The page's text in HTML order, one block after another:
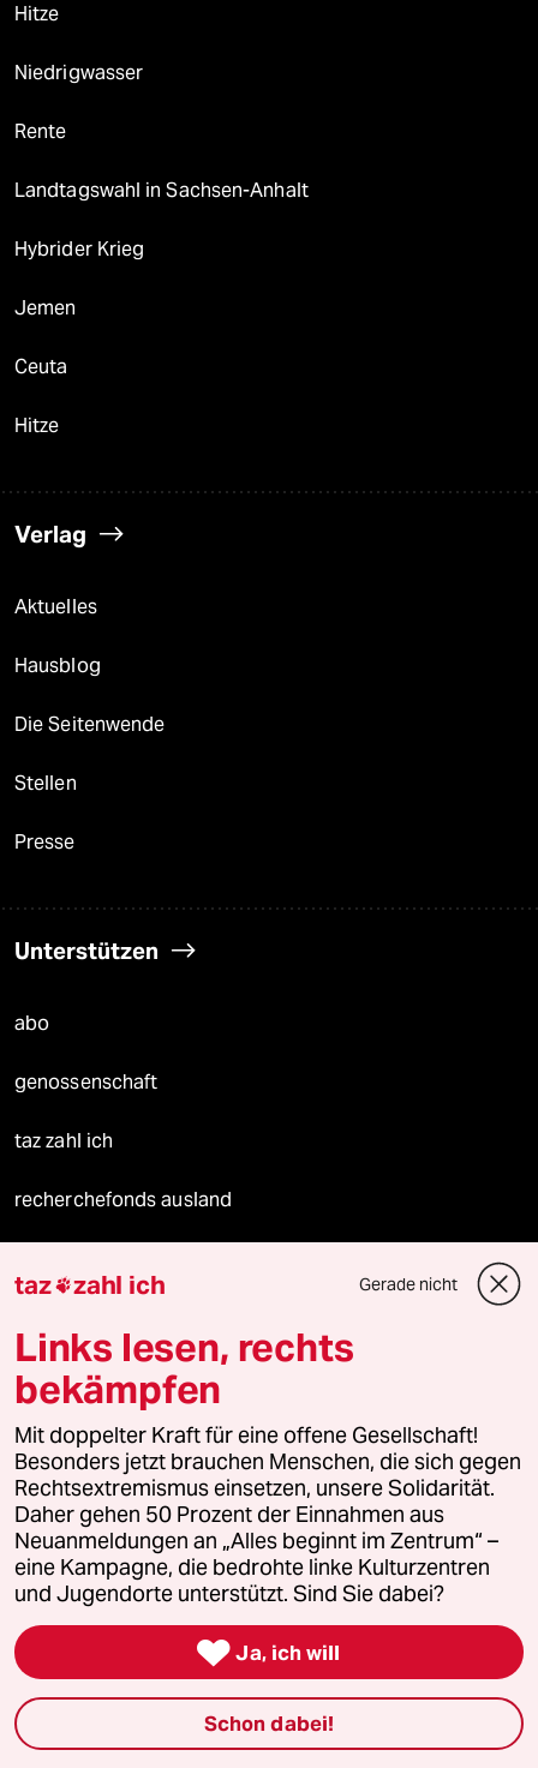
Hitze
Niedrigwasser
Rente
Landtagswahl in Sachsen-Anhalt
Hybrider Krieg
Jemen
Ceuta
Hitze
Verlag
Aktuelles
Hausblog
Die Seitenwende
Stellen
Presse
Unterstützen
abo
genossenschaft
taz zahl ich
recherchefonds ausland
Podcast
bundestalk
fernverbindung
Mauerecho
Freie Rede
taz zahl ich Gerade nicht
Links lesen, rechts
bekämpfen
Mit doppelter Kraft für eine offene Gesellschaft!
Besonders jetzt brauchen Menschen, die sich gegen
Rechtsextremismus einsetzen, unsere Solidarität.
Daher gehen 50 Prozent der Einnahmen aus
Neuanmeldungen an „Alles beginnt im Zentrum“ –
eine Kampagne, die bedrohte linke Kulturzentren
und Jugendorte unterstützt. Sind Sie dabei?
 Ja, ich will
Schon dabei!